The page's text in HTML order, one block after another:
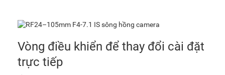
Vòng điều khiển để thay đổi cài đặt
trực tiếp